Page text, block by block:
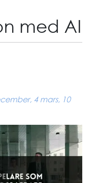
med AI
4 mars, 10